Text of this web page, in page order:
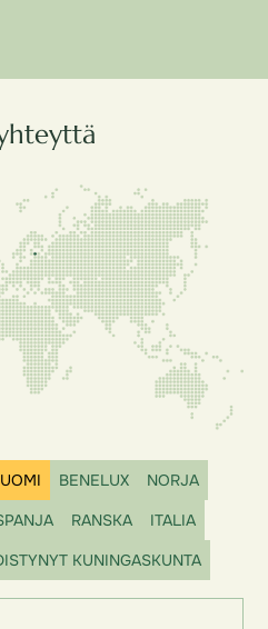
BENELUX
NORJA
RANSKA
ITALIA
KUNINGASKUNTA